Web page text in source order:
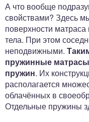
А что вообще
свойствами? Здесь
поверхности
тела. При этом
неподвижными.
пружинные
пружин. Их
располагается
облачённых в
Отдельные пружины